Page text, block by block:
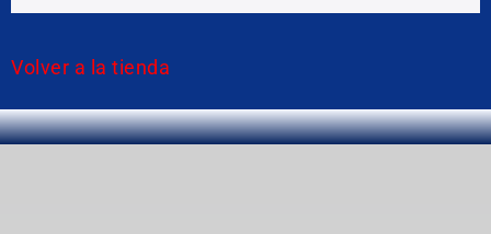
Volver a la tienda